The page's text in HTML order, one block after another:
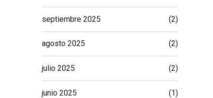
septiembre 2025 (2)
agosto 2025 (2)
julio 2025 (2)
junio 2025 (1)